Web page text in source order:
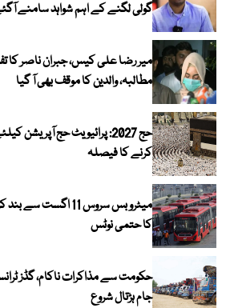
گولی لگنے کے اہم شواہد سامنے
میر رضا علی کیس، جبران ناصر کا
مطالبہ، والدین کا موقف بھی آ گیا
حج 2027: پرائیویٹ حج آپریشن
کرنے کا فیصلہ
میٹرو بس سروس 11
کا حتمی نوٹس
حکومت سے مذاکرات ناکام، گڈز
جام ہڑتال شروع